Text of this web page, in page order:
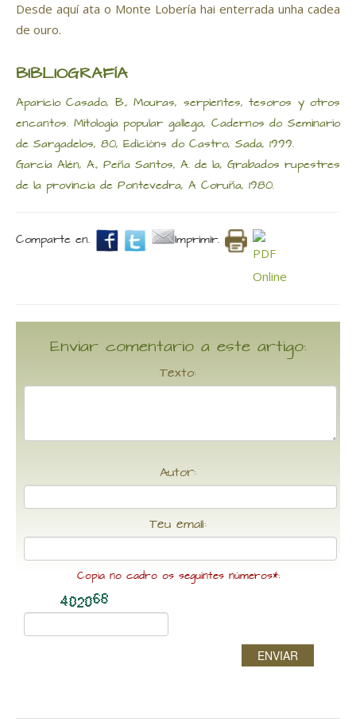
Desde aquí ata o Monte Lobería hai enterrada unha cadea
de ouro.
BIBLIOGRAFÍA
Aparicio Casado, B., Mouras, serpientes, tesoros y otros
encantos. Mitología popular gallega, Cadernos do Seminario
de Sargadelos, 80, Edicións do Castro, Sada, 1999.
García Alén, A., Peña Santos, A. de la, Grabados rupestres
de la provincia de Pontevedra, A Coruña, 1980.
Comparte en. Imprimir.
Enviar comentario a este artigo:
Texto:
Autor:
Teu email:
Copia no cadro os seguintes números*:
ENVIAR